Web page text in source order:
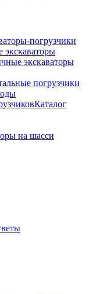
погрузчики
экскаваторы
экскаваторы
погрузчики
Каталог
на шасси